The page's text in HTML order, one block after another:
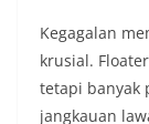
Kegagalan
krusial.
tetapi banyak
jangkauan